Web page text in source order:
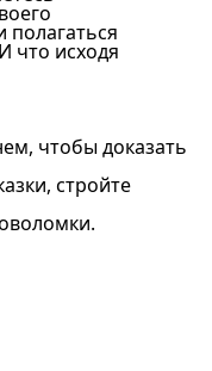
полагаться
что исходя
чтобы доказать
стройте